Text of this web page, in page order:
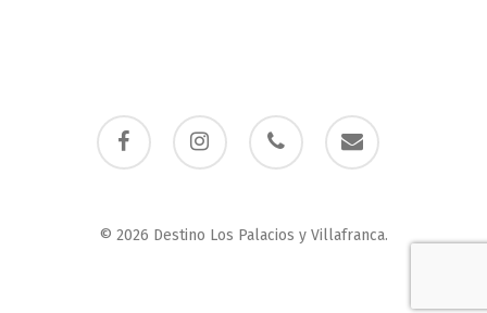
facebook instagram phone email
© 2026 Destino Los Palacios y Villafranca.